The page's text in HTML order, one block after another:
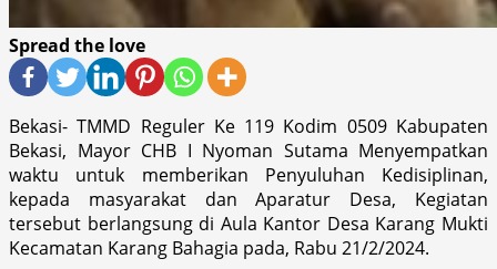
Spread the love
Bekasi- TMMD Reguler Ke 119 Kodim 0509 Kabupaten
Bekasi, Mayor CHB I Nyoman Sutama Menyempatkan
waktu untuk memberikan Penyuluhan Kedisiplinan,
kepada masyarakat dan Aparatur Desa, Kegiatan
tersebut berlangsung di Aula Kantor Desa Karang Mukti
Kecamatan Karang Bahagia pada, Rabu 21/2/2024.